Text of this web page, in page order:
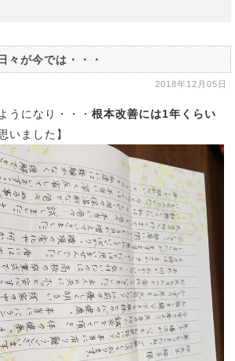
々が今では・・・
2018年12月05日
うになり・・・ 根本改善には1年くらい
いました】